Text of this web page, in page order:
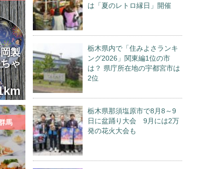
製
ゃ
馬
は「夏のレトロ縁日」開催
栃木県内で「住みよさランキ
ング2026」関東編1位の市
は？ 県庁所在地の宇都宮市は
2位
栃木県那須塩原市で8月8～9
日に盆踊り大会 9月には2万
発の花火大会も